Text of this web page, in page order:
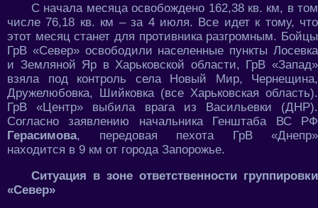
С начала месяца освобождено 162,38 кв. км, в том
числе 76,18 кв. км – за 4 июля. Все идет к тому, что
этот месяц станет для противника разгромным. Бойцы
ГрВ «Север» освободили населенные пункты Лосевка
и Земляной Яр в Харьковской области, ГрВ «Запад»
взяла под контроль села Новый Мир, Чернещина,
Дружелюбовка, Шийковка (все Харьковская область).
ГрВ «Центр» выбила врага из Васильевки (ДНР).
Согласно заявлению начальника Генштаба ВС РФ
Герасимова, передовая пехота ГрВ «Днепр»
находится в 9 км от города Запорожье.
Ситуация в зоне ответственности группировки
«Север»